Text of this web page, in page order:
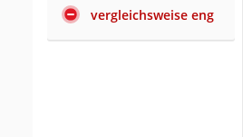
vergleichsweise eng